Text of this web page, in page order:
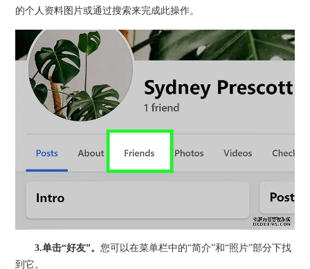
的个人资料图片或通过搜索来完成此操作。
3.单击“好友”。您可以在菜单栏中的“简介”和“照片”部分下找
到它。